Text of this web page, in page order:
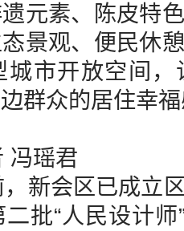
元素、陈皮特
景观、便民休
城市开放空间
群众的居住幸
瑶君
新会区已成立
批“人民设计